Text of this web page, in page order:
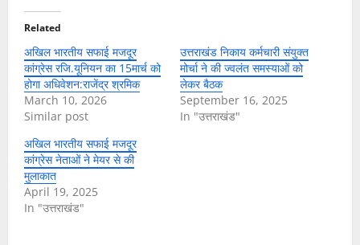
Related
अखिल भारतीय सफाई मजदूर
कांग्रेस रजि.यूनियन का 15मार्च को
होगा अधिवेशन:राजेंद्र श्रमिक
March 10, 2026
Similar post
उत्तराखंड निकाय कर्मचारी संयुक्त
मोर्चा ने की ज्वलंत समस्याओं को
लेकर बैठक
September 16, 2025
In "उत्तराखंड"
अखिल भारतीय सफाई मजदूर
कांग्रेस नेताओं ने मेयर से की
मुलाकात
April 19, 2025
In "उत्तराखंड"